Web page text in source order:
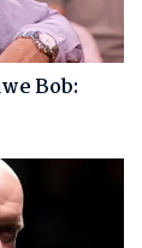
Bob: